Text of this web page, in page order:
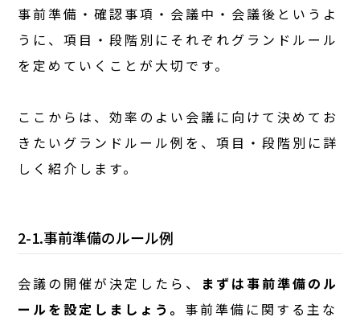
事前準備・確認事項・会議中・会議後というよ
うに、項目・段階別にそれぞれグランドルール
を定めていくことが大切です。
ここからは、効率のよい会議に向けて決めてお
きたいグランドルール例を、項目・段階別に詳
しく紹介します。
2-1.事前準備のルール例
会議の開催が決定したら、
まずは事前準備のル
ールを設定しましょう。 事前準備に関する主な